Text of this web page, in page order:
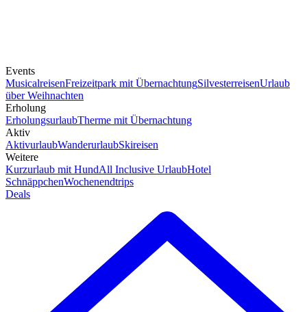
Events
MusicalreisenFreizeitpark mit ÜbernachtungSilvesterreisenUrlaub
über Weihnachten
Erholung
ErholungsurlaubTherme mit Übernachtung
Aktiv
AktivurlaubWanderurlaubSkireisen
Weitere
Kurzurlaub mit HundAll Inclusive UrlaubHotel
SchnäppchenWochenendtrips
Deals